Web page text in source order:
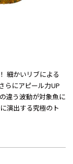
細かいリブによる
らにアピール力UP
違う波動が対象魚に
演出する究極のト